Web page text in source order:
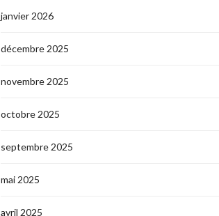
janvier 2026
décembre 2025
novembre 2025
octobre 2025
septembre 2025
mai 2025
avril 2025